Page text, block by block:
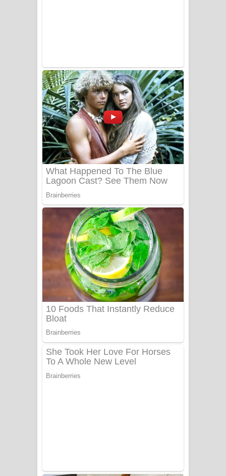
Sanda Babalena Song Lyrics - සඳ
බැබලෙන ගීතයේ පද පෙළ
Adare Wadi Nisa Song Lyrics - ආදරේ
වැඩි නිසා ගීතයේ පද පෙළ
UNUHUMA Song Lyrics - උණුහුම
ගීතයේ පද පෙළ
Katakara Song Lyrics - කටකාර ගීතයේ
පද පෙළ
Tharu Yaye Dilena Song Lyrics - තරු
යායේ දිලෙනා ගීතයේ පද පෙළ
Ow Man Sosa Song Lyrics - ඔව් මං
සෝසා ගීතයේ පද පෙළ
Heavy Weight Song Lyrics
Aye Lanweela Song Lyrics - ආයේ
ලංවීලා ගීතයේ පද පෙළ